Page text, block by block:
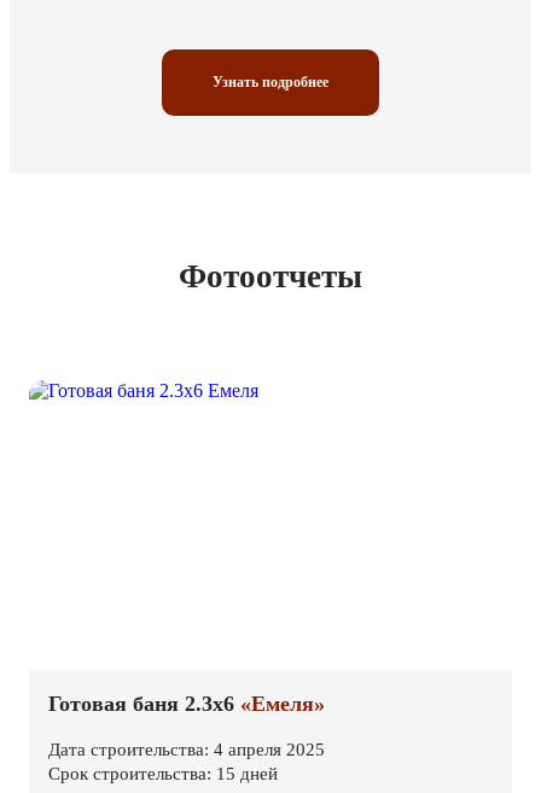
Узнать подробнее
Фотоотчеты
Готовая баня 2.3х6 «Емеля»
Дата строительства: 4 апреля 2025
Срок строительства: 15 дней